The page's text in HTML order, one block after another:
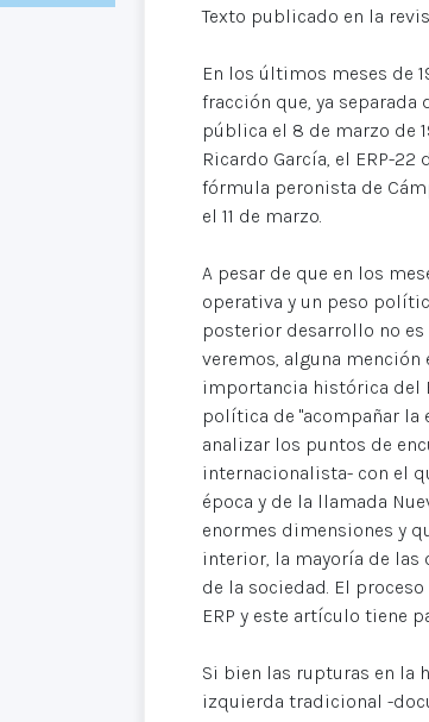
Texto publicado en la
En los últimos meses de
fracción que, ya
pública el 8 de marzo de
Ricardo García, el ERP-
fórmula peronista de
el 11 de marzo.
A pesar de que en los
operativa y un peso
posterior desarrollo no
veremos, alguna mención
importancia histórica del
política de "acompañar
analizar los puntos de
internacionalista- con el
época y de la llamada
enormes dimensiones y
interior, la mayoría de las
de la sociedad. El
ERP y este artículo tiene
Si bien las rupturas en la
izquierda tradicional -